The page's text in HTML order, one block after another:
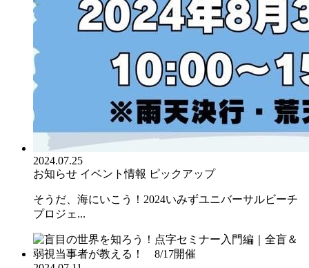
2024.07.25
お知らせ イベント情報 ピックアップ
そうだ、海にいこう！2024いみずユニバーサルビーチ
プロジェ...